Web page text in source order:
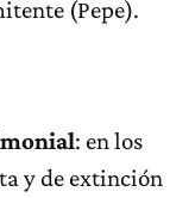
(Pepe).
: en los
y de extinción